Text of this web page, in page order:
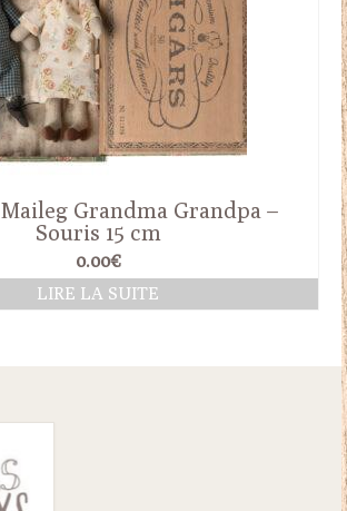
Maileg Grandma Grandpa –
Souris 15 cm
0.00€
LIRE LA SUITE